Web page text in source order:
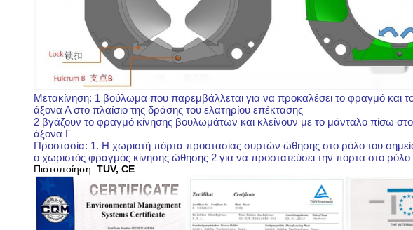
Μετακίνηση: 1 βούλωμα που παρεμβάλλεται για να προκαλέσει το φραγμό και
άξονα Α στο πλαίσιο της δράσης του ελατηρίου επέκτασης
2 βγάζουν το φραγμό κίνησης βουλωμάτων και κλείνουν με το μάνταλο πίσω
άξονα Γ
Προστασία: 1. Η χωριστή πόρτα προστασίας συρτών ώθησης στο ρόλο του
ο χωριστός φραγμός κίνησης ώθησης 2 για να προστατεύσει την πόρτα στο ρόλο
Πιστοποίηση: TUV, CE